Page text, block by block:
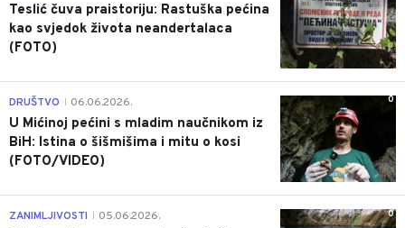
Teslić čuva praistoriju: Rastuška pećina
kao svjedok života neandertalaca
(FOTO)
0
DRUŠTVO 06.06.2026.
U Mićinoj pećini s mladim naučnikom iz
BiH: Istina o šišmišima i mitu o kosi
(FOTO/VIDEO)
0
ZANIMLJIVOSTI 05.06.2026.